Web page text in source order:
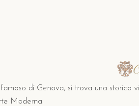
di Genova, si trova una storica
Moderna.